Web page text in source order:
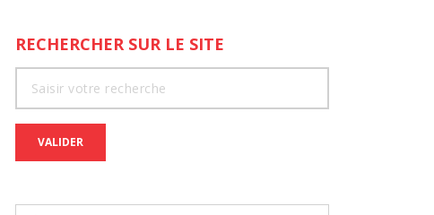
RECHERCHER SUR LE SITE
VALIDER